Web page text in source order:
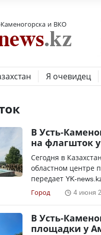
и ВКО
Я очевидец
В Усть-
на флагшток
Сегодня в
областном центре
передает YK-
Город 4 июня
В Усть-
площадки у